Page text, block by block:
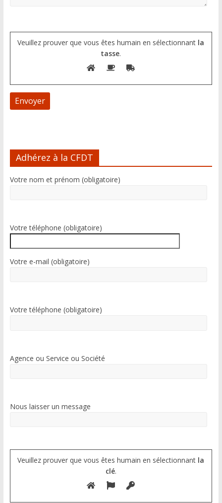
Veuillez prouver que vous êtes humain en sélectionnant la
tasse.
l
e
r
i
v
e
:
Adhérez à la CFDT
Votre nom et prénom (obligatoire)
Votre téléphone (obligatoire)
Votre e-mail (obligatoire)
Votre téléphone (obligatoire)
Agence ou Service ou Société
Nous laisser un message
Veuillez prouver que vous êtes humain en sélectionnant la
clé.